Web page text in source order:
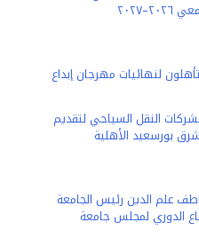
لنهائيات مهرجان إبداع
النقل السياحي لتقديم
بورسعيد الأهلية
علم الدين رئيس الجامعة
الدوري لمجلس جامعة